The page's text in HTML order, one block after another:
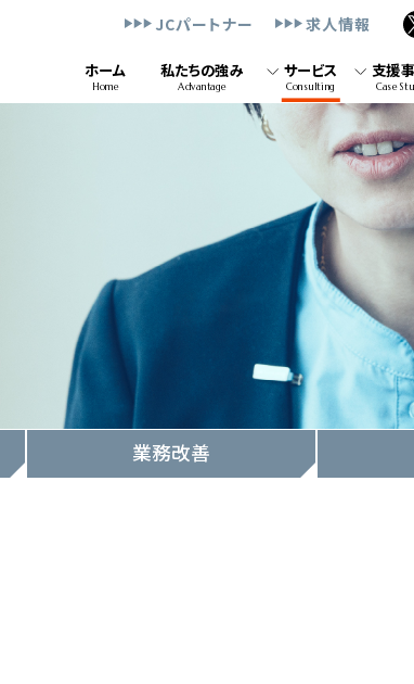
JCパートナー 求人情報
ホーム
Home
私たちの強み
Advantage
サービス
Consulting
支援
Case
業務改善